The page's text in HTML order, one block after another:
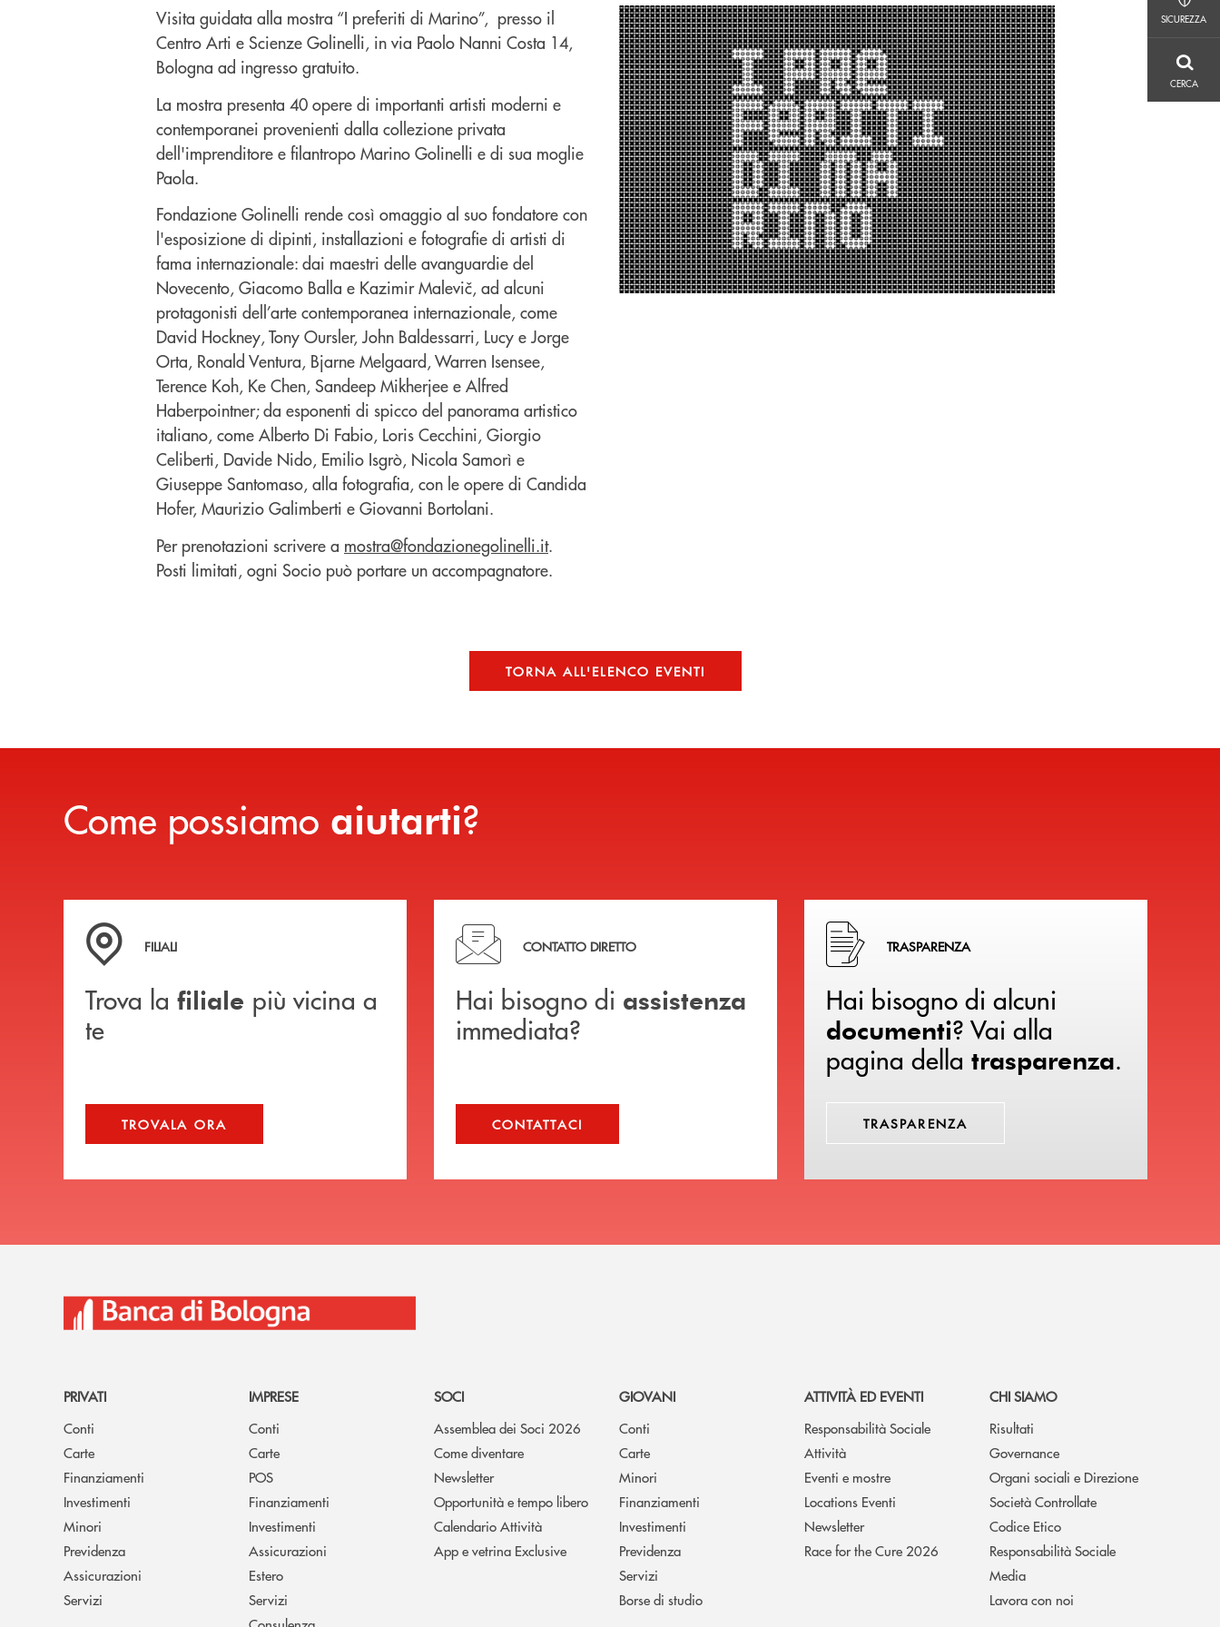
SICUREZZA
SICUREZZA
CERCA
Visita guidata alla mostra “I preferiti di Marino”, presso il
Centro Arti e Scienze Golinelli, in via Paolo Nanni Costa 14,
Bologna ad ingresso gratuito.
La mostra presenta 40 opere di importanti artisti moderni e
contemporanei provenienti dalla collezione privata
dell'imprenditore e filantropo Marino Golinelli e di sua moglie
Paola.
Fondazione Golinelli rende così omaggio al suo fondatore con
l'esposizione di dipinti, installazioni e fotografie di artisti di
fama internazionale: dai maestri delle avanguardie del
Novecento, Giacomo Balla e Kazimir Malevič, ad alcuni
protagonisti dell’arte contemporanea internazionale, come
David Hockney, Tony Oursler, John Baldessarri, Lucy e Jorge
Orta, Ronald Ventura, Bjarne Melgaard, Warren Isensee,
Terence Koh, Ke Chen, Sandeep Mikherjee e Alfred
Haberpointner; da esponenti di spicco del panorama artistico
italiano, come Alberto Di Fabio, Loris Cecchini, Giorgio
Celiberti, Davide Nido, Emilio Isgrò, Nicola Samorì e
Giuseppe Santomaso, alla fotografia, con le opere di Candida
Hofer, Maurizio Galimberti e Giovanni Bortolani.
Per prenotazioni scrivere a mostra@fondazionegolinelli.it.
Posti limitati, ogni Socio può portare un accompagnatore.
TORNA ALL'ELENCO EVENTI
Come possiamo aiutarti?
Trova la filiale più vicina a te
FILIALI
Trova la filiale più vicina a
te
TROVALA ORA
Hai bisogno di assistenza immediata?
CONTATTO DIRETTO
Hai bisogno di assistenza
immediata?
CONTATTACI
Hai bisogno di alcuni documenti ? Vai alla pagina della
TRASPARENZA
Hai bisogno di alcuni
documenti? Vai alla
pagina della trasparenza.
TRASPARENZA
PRIVATI
Conti
Carte
Finanziamenti
Investimenti
Minori
Previdenza
Assicurazioni
Servizi
IMPRESE
Conti
Carte
POS
Finanziamenti
Investimenti
Assicurazioni
Estero
Servizi
SOCI
Assemblea dei Soci 2026
Come diventare
Newsletter
Opportunità e tempo libero
Calendario Attività
App e vetrina Exclusive
GIOVANI
Conti
Carte
Minori
Finanziamenti
Investimenti
Previdenza
Servizi
Borse di studio
ATTIVITÀ ED EVENTI
Responsabilità Sociale
Attività
Eventi e mostre
Locations Eventi
Newsletter
Race for the Cure 2026
CHI SIAMO
Risultati
Governance
Organi sociali e Direzione
Società Controllate
Codice Etico
Responsabilità Sociale
Media
Lavora con noi